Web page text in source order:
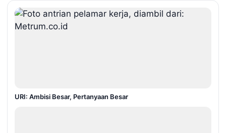
URI: Ambisi Besar, Pertanyaan Besar